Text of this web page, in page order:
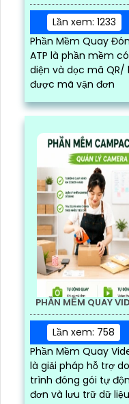
Lần xem: 1233
Phần Mềm Quay
ATP là phần mềm
diện và dọc mã
được mã vận đơn
PHẦN MỀM QUAY
Lần xem: 758
Phần Mềm Quay
là giải pháp hỗ trợ
trình đóng gói tự
đơn và lưu trữ dữ